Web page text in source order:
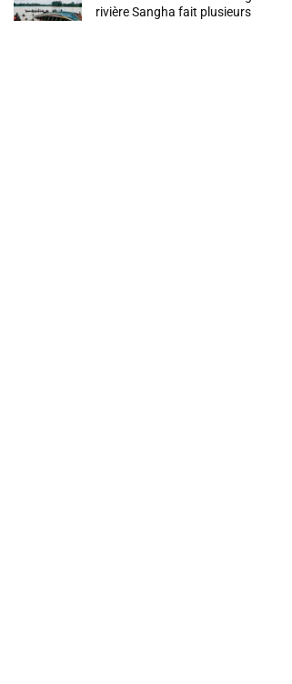
rivière Sangha fait plusieurs